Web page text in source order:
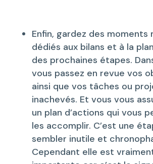
Enfin, gardez des moments
dédiés aux bilans et à la
des prochaines étapes.
vous passez en revue vos
ainsi que vos tâches ou
inachevés. Et vous vous
un plan d’actions qui vous
les accomplir. C’est une
sembler inutile et
Cependant elle est